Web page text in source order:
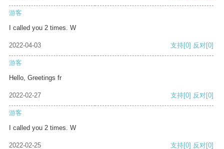
游客
I called you 2 times. W
2022-04-03 支持[0] 反对[0]
游客
Hello, Greetings fr
2022-02-27 支持[0] 反对[0]
游客
I called you 2 times. W
2022-02-25 支持[0] 反对[0]